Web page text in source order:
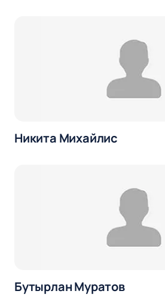
Никита Михайлис
Бутырлан Муратов